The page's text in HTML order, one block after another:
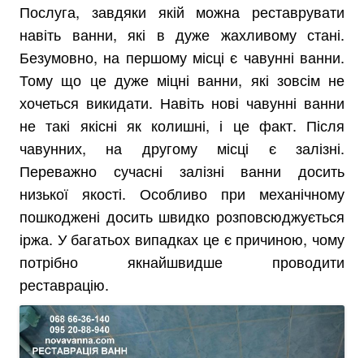
Послуга, завдяки якій можна реставрувати
навіть ванни, які в дуже жахливому стані.
Безумовно, на першому місці є чавунні ванни.
Тому що це дуже міцні ванни, які зовсім не
хочеться викидати. Навіть нові чавунні ванни
не такі якісні як колишні, і це факт. Після
чавунних, на другому місці є залізні.
Переважно сучасні залізні ванни досить
низької якості. Особливо при механічному
пошкоджені досить швидко розповсюджується
іржа. У багатьох випадках це є причиною, чому
потрібно якнайшвидше проводити
реставрацію.